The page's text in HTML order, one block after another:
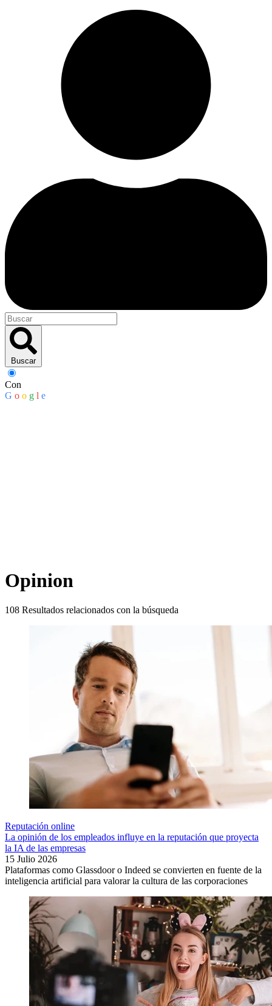
Buscar
Con
G o o g l e
Opinion
108 Resultados relacionados con la búsqueda
Reputación online
La opinión de los empleados influye en la reputación que proyecta
la IA de las empresas
15 Julio 2026
Plataformas como Glassdoor o Indeed se convierten en fuente de la
inteligencia artificial para valorar la cultura de las corporaciones